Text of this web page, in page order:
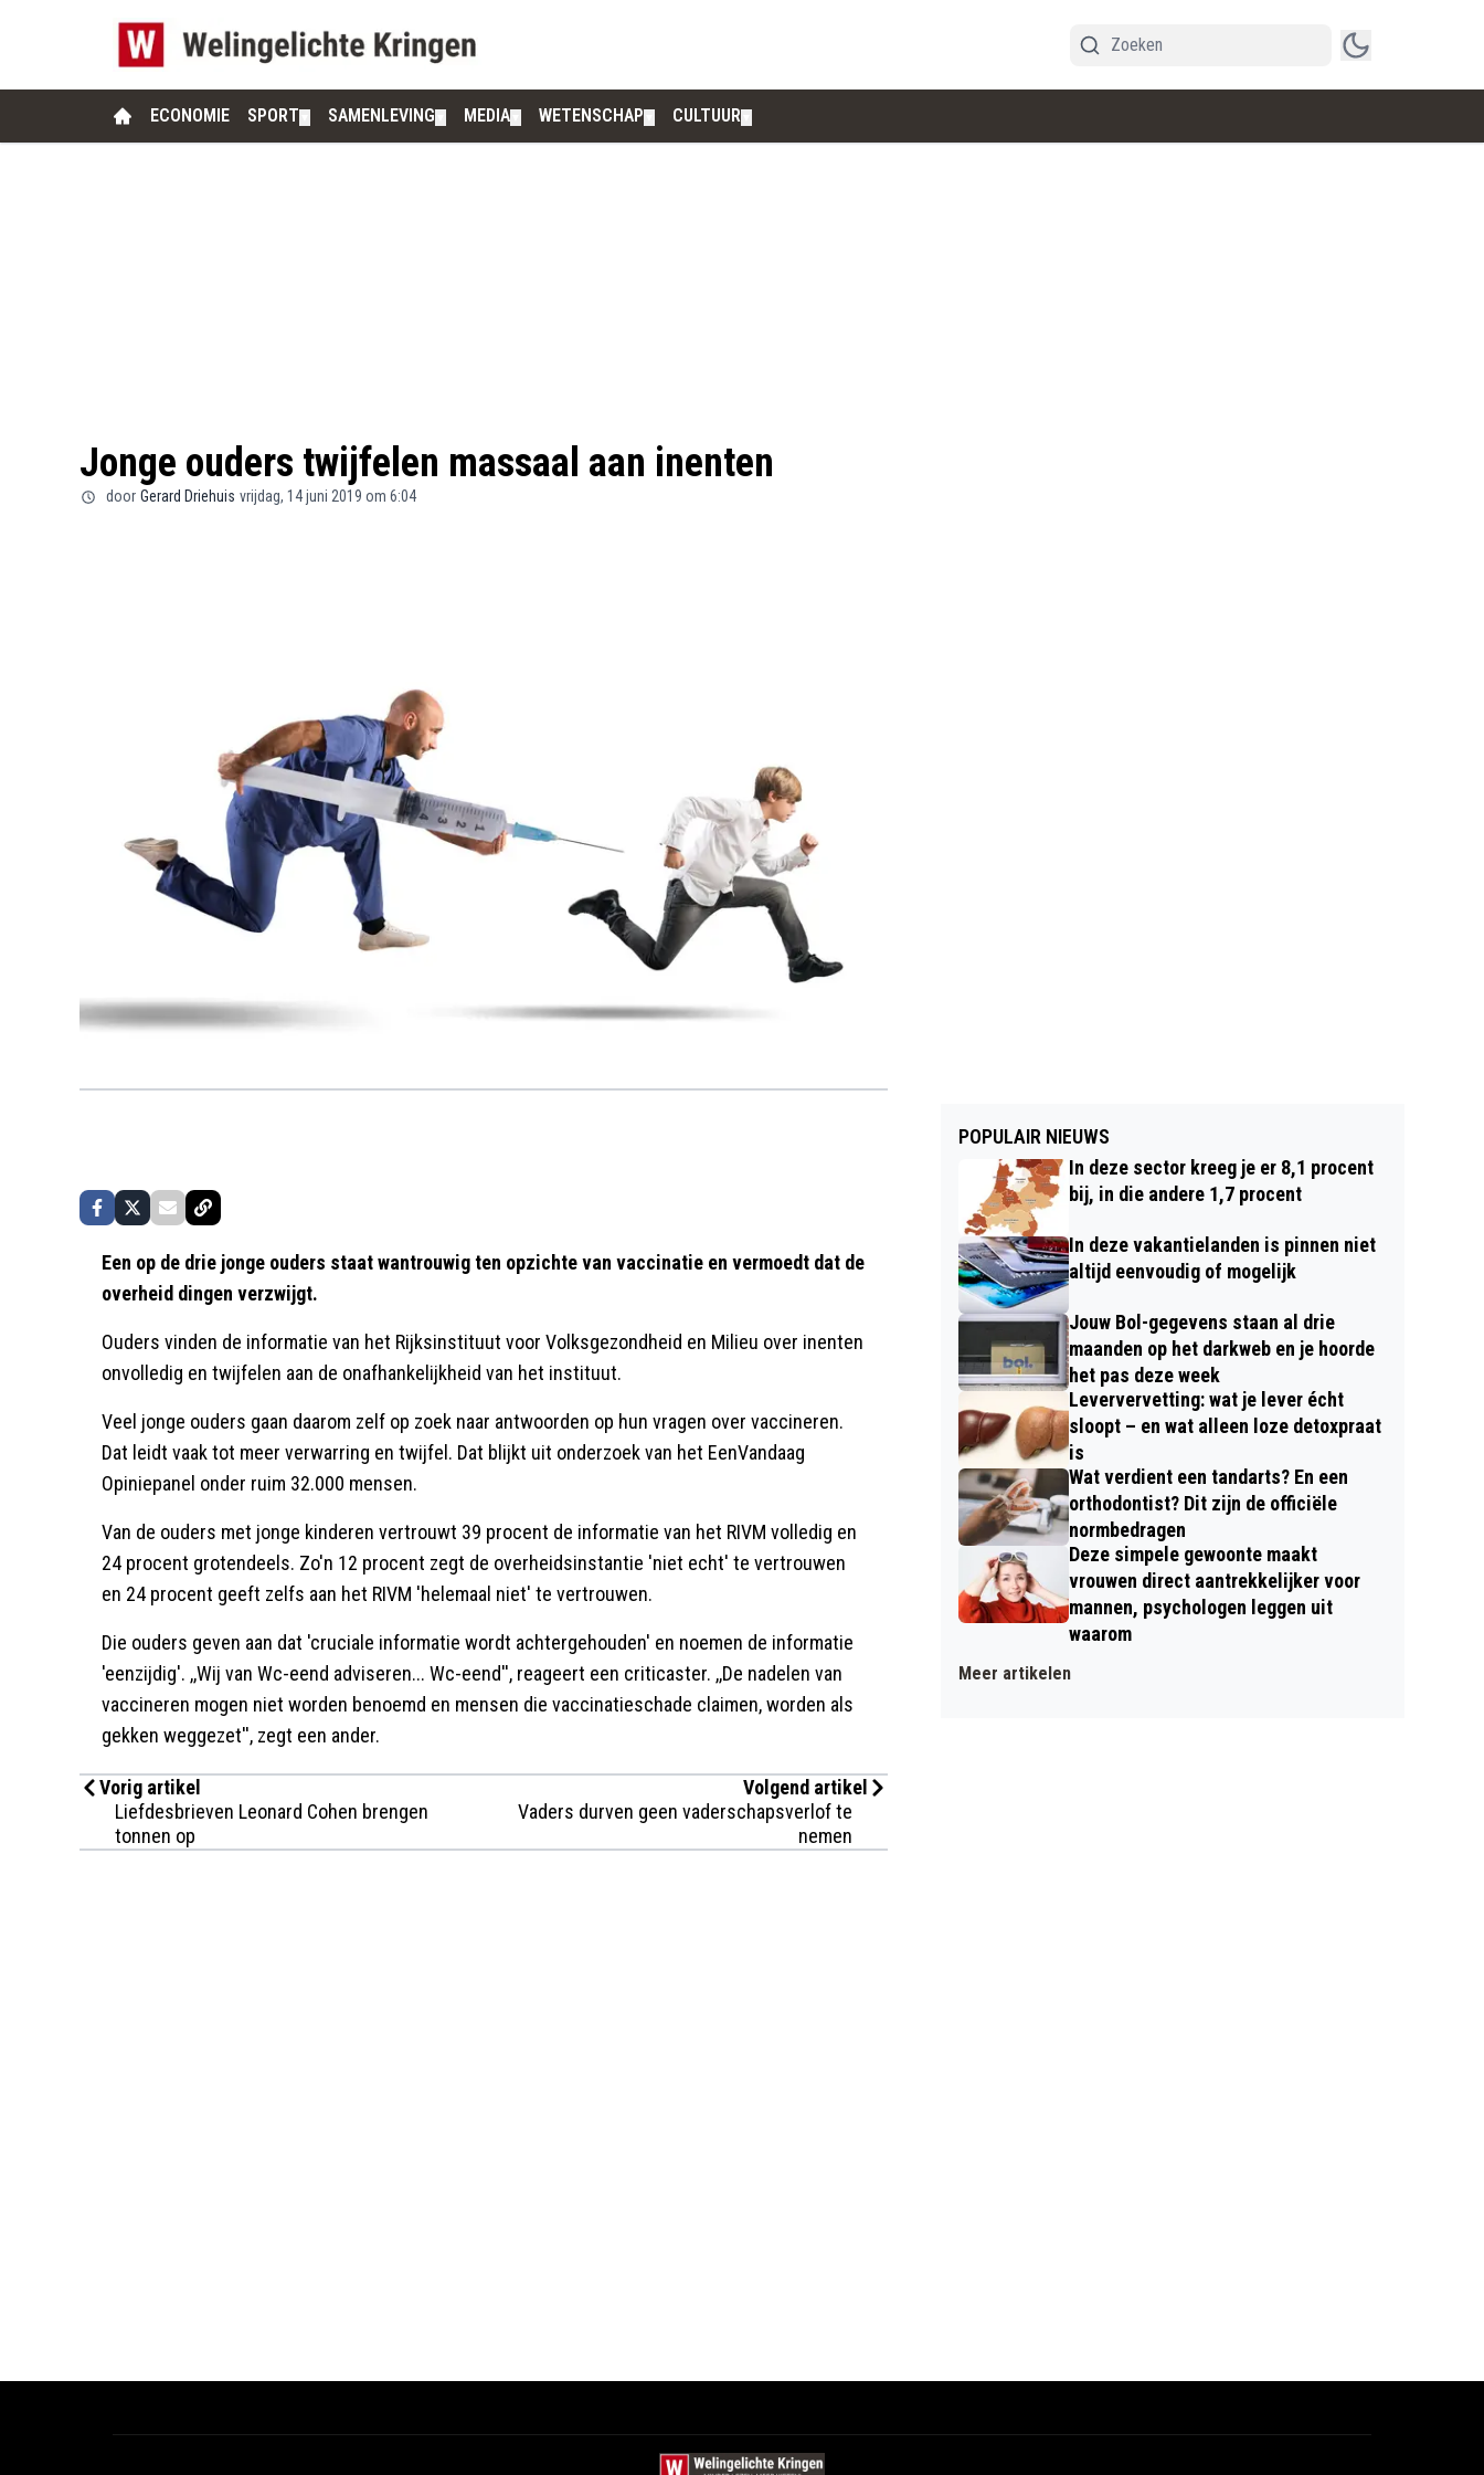
ECONOMIE SPORT SAMENLEVING MEDIA WETENSCHAP CULTUUR
Jonge ouders twijfelen massaal aan inenten
door Gerard Driehuis vrijdag, 14 juni 2019 om 6:04
Een op de drie jonge ouders staat wantrouwig ten opzichte van vaccinatie en vermoedt dat de
overheid dingen verzwijgt.
Ouders vinden de informatie van het Rijksinstituut voor Volksgezondheid en Milieu over inenten
onvolledig en twijfelen aan de onafhankelijkheid van het instituut.
Veel jonge ouders gaan daarom zelf op zoek naar antwoorden op hun vragen over vaccineren.
Dat leidt vaak tot meer verwarring en twijfel. Dat blijkt uit onderzoek van het EenVandaag
Opiniepanel onder ruim 32.000 mensen.
Van de ouders met jonge kinderen vertrouwt 39 procent de informatie van het RIVM volledig en
24 procent grotendeels. Zo'n 12 procent zegt de overheidsinstantie 'niet echt' te vertrouwen
en 24 procent geeft zelfs aan het RIVM 'helemaal niet' te vertrouwen.
Die ouders geven aan dat 'cruciale informatie wordt achtergehouden' en noemen de informatie
'eenzijdig'. ,,Wij van Wc-eend adviseren... Wc-eend'', reageert een criticaster. ,,De nadelen van
vaccineren mogen niet worden benoemd en mensen die vaccinatieschade claimen, worden als
gekken weggezet'', zegt een ander.
Vorig artikel
Liefdesbrieven Leonard Cohen brengen
tonnen op
Volgend artikel
Vaders durven geen vaderschapsverlof te
nemen
POPULAIR NIEUWS
In deze sector kreeg je er 8,1 procent
bij, in die andere 1,7 procent
In deze vakantielanden is pinnen niet
altijd eenvoudig of mogelijk
Jouw Bol-gegevens staan al drie
maanden op het darkweb en je hoorde
het pas deze week
Leververvetting: wat je lever écht
sloopt – en wat alleen loze detoxpraat
is
Wat verdient een tandarts? En een
orthodontist? Dit zijn de officiële
normbedragen
Deze simpele gewoonte maakt
vrouwen direct aantrekkelijker voor
mannen, psychologen leggen uit
waarom
Meer artikelen